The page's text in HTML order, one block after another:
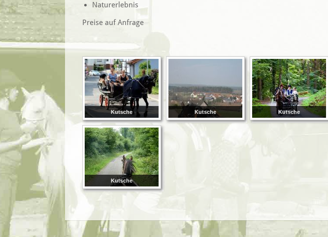
Naturerlebnis
Preise auf Anfrage
Kutsche Kutsche Kutsche
Kutsche